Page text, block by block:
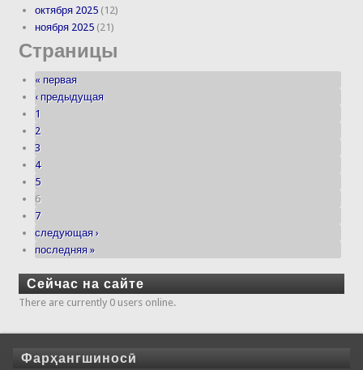
октября 2025 (12)
ноября 2025 (21)
Страницы
« первая
‹ предыдущая
1
2
3
4
5
6
7
следующая ›
последняя »
Сейчас на сайте
There are currently 0 users online.
Фарҳангшиносӣ